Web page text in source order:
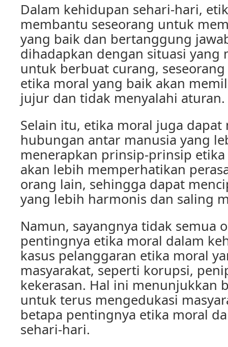
Dalam kehidupan sehari-hari,
membantu seseorang untuk
yang baik dan bertanggung
dihadapkan dengan situasi yang
untuk berbuat curang,
etika moral yang baik akan
jujur dan tidak menyalahi aturan.
Selain itu, etika moral juga
hubungan antar manusia yang
menerapkan prinsip-prinsip
akan lebih memperhatikan
orang lain, sehingga dapat
yang lebih harmonis dan saling
Namun, sayangnya tidak semua
pentingnya etika moral dalam
kasus pelanggaran etika moral
masyarakat, seperti korupsi,
kekerasan. Hal ini menunjukkan
untuk terus mengedukasi
betapa pentingnya etika moral
sehari-hari.